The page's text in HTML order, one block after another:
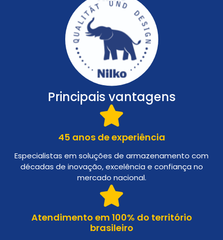
Principais vantagens
45 anos de experiência
Especialistas em soluções de armazenamento com
décadas de inovação, excelência e confiança no
mercado nacional.
Atendimento em 100% do território
brasileiro